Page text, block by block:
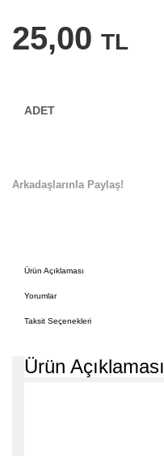
25,00 TL
Arkadaşlarınla Paylaş!
Ürün Açıklaması
Yorumlar
Taksit Seçenekleri
Ürün Açıklaması